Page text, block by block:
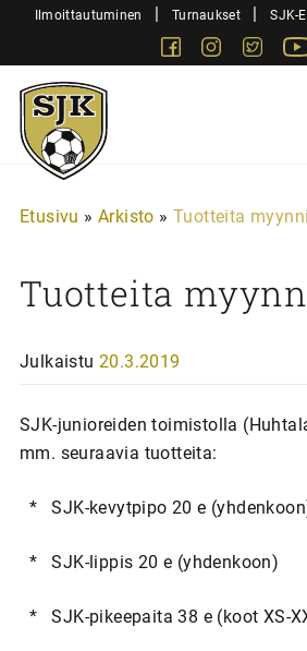
SiirryIlmoittautuminen | Turnaukset | SJK-
Facebook
Sjk-
Juniorit
Etusivu » Arkisto » Tuotteita
Tuotteita
Julkaistu 20.3.2019
SJK-junioreiden toimistolla
mm. seuraavia tuotteita:
* SJK-kevytpipo 20 e
* SJK-lippis 20 e (yhdenkoon)
* SJK-pikeepaita 38 e (koot XS-